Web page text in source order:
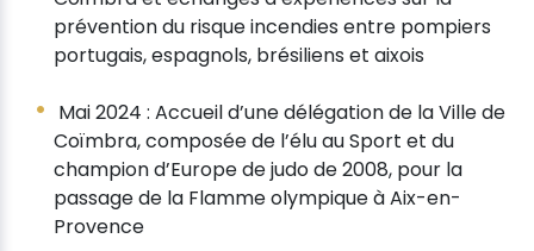
prévention du risque incendies entre pompiers
portugais, espagnols, brésiliens et aixois
Mai 2024 : Accueil d’une délégation de la Ville de
Coïmbra, composée de l’élu au Sport et du
champion d’Europe de judo de 2008, pour la
passage de la Flamme olympique à Aix-en-
Provence